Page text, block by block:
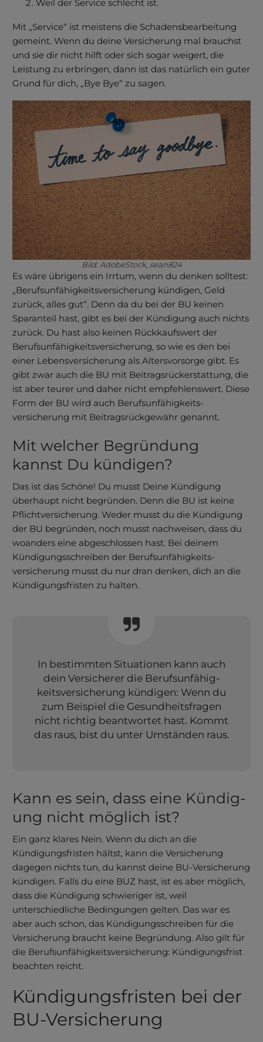
Weil der Service schlecht ist.
Mit „Service“ ist meistens die Schadensbearbeitung
gemeint. Wenn du deine Versicherung mal brauchst
und sie dir nicht hilft oder sich sogar weigert, die
Leistung zu erbringen, dann ist das natürlich ein guter
Grund für dich, „Bye Bye“ zu sagen.
Bild: AdobeStock, sean824
Es wäre übrigens ein Irrtum, wenn du denken solltest:
„Berufs­unfähig­keits­versicherung kündigen, Geld
zurück, alles gut“. Denn da du bei der BU keinen
Sparanteil hast, gibt es bei der Kündigung auch nichts
zurück. Du hast also keinen Rückkaufswert der
Berufs­unfähig­keits­versicherung, so wie es den bei
einer Lebensversicherung als Altersvorsorge gibt. Es
gibt zwar auch die BU mit Beitragsrückerstattung, die
ist aber teurer und daher nicht empfehlenswert. Diese
Form der BU wird auch Berufs­unfähig­keits­
versicherung mit Beitragsrückgewähr genannt.
Mit welcher Be­gründung
kannst Du kündigen?
Das ist das Schöne! Du musst Deine Kündigung
überhaupt nicht begründen. Denn die BU ist keine
Pflichtversicherung. Weder musst du die Kündigung
der BU begründen, noch musst nachweisen, dass du
woanders eine abgeschlossen hast. Bei deinem
Kündigungs­schreiben der Berufs­unfähig­keits­
versicherung musst du nur dran denken, dich an die
Kündigungsfristen zu halten.
In bestimmten Situationen kann auch
dein Versicherer die Berufs­unfähig­
keits­versicherung kündigen: Wenn du
zum Beispiel die Gesundheitsfragen
nicht richtig beantwortet hast. Kommt
das raus, bist du unter Umständen raus.
Kann es sein, dass eine Kündig­
ung nicht möglich ist?
Ein ganz klares Nein. Wenn du dich an die
Kündigungsfristen hältst, kann die Versicherung
dagegen nichts tun, du kannst deine BU-Versicherung
kündigen. Falls du eine BUZ hast, ist es aber möglich,
dass die Kündigung schwieriger ist, weil
unterschiedliche Bedingungen gelten. Das war es
aber auch schon, das Kündigungs­schreiben für die
Versicherung braucht keine Begründung. Also gilt für
die Berufs­unfähig­keits­versicherung: Kündigungsfrist
beachten reicht.
Kündigungs­fristen bei der
BU-Versicherung